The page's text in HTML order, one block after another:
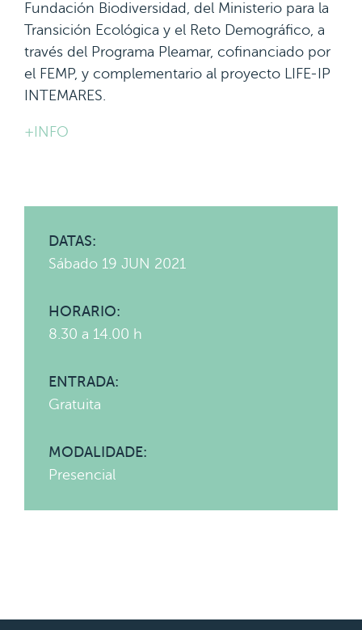
Fundación Biodiversidad, del Ministerio para la
Transición Ecológica y el Reto Demográfico, a
través del Programa Pleamar, cofinanciado por
el FEMP, y complementario al proyecto LIFE-IP
INTEMARES.
+INFO
DATAS:
Sábado 19 JUN 2021
HORARIO:
8.30 a 14.00 h
ENTRADA:
Gratuita
MODALIDADE:
Presencial